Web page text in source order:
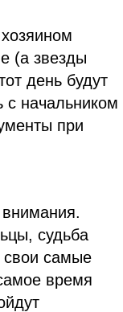
(а звезды
день будут
с начальником
при
внимания.
судьба
свои самые
время